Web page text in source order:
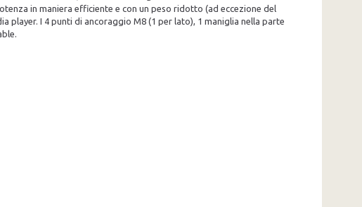
in maniera efficiente e con un peso ridotto (ad eccezione del
player. I 4 punti di ancoraggio M8 (1 per lato), 1 maniglia nella parte